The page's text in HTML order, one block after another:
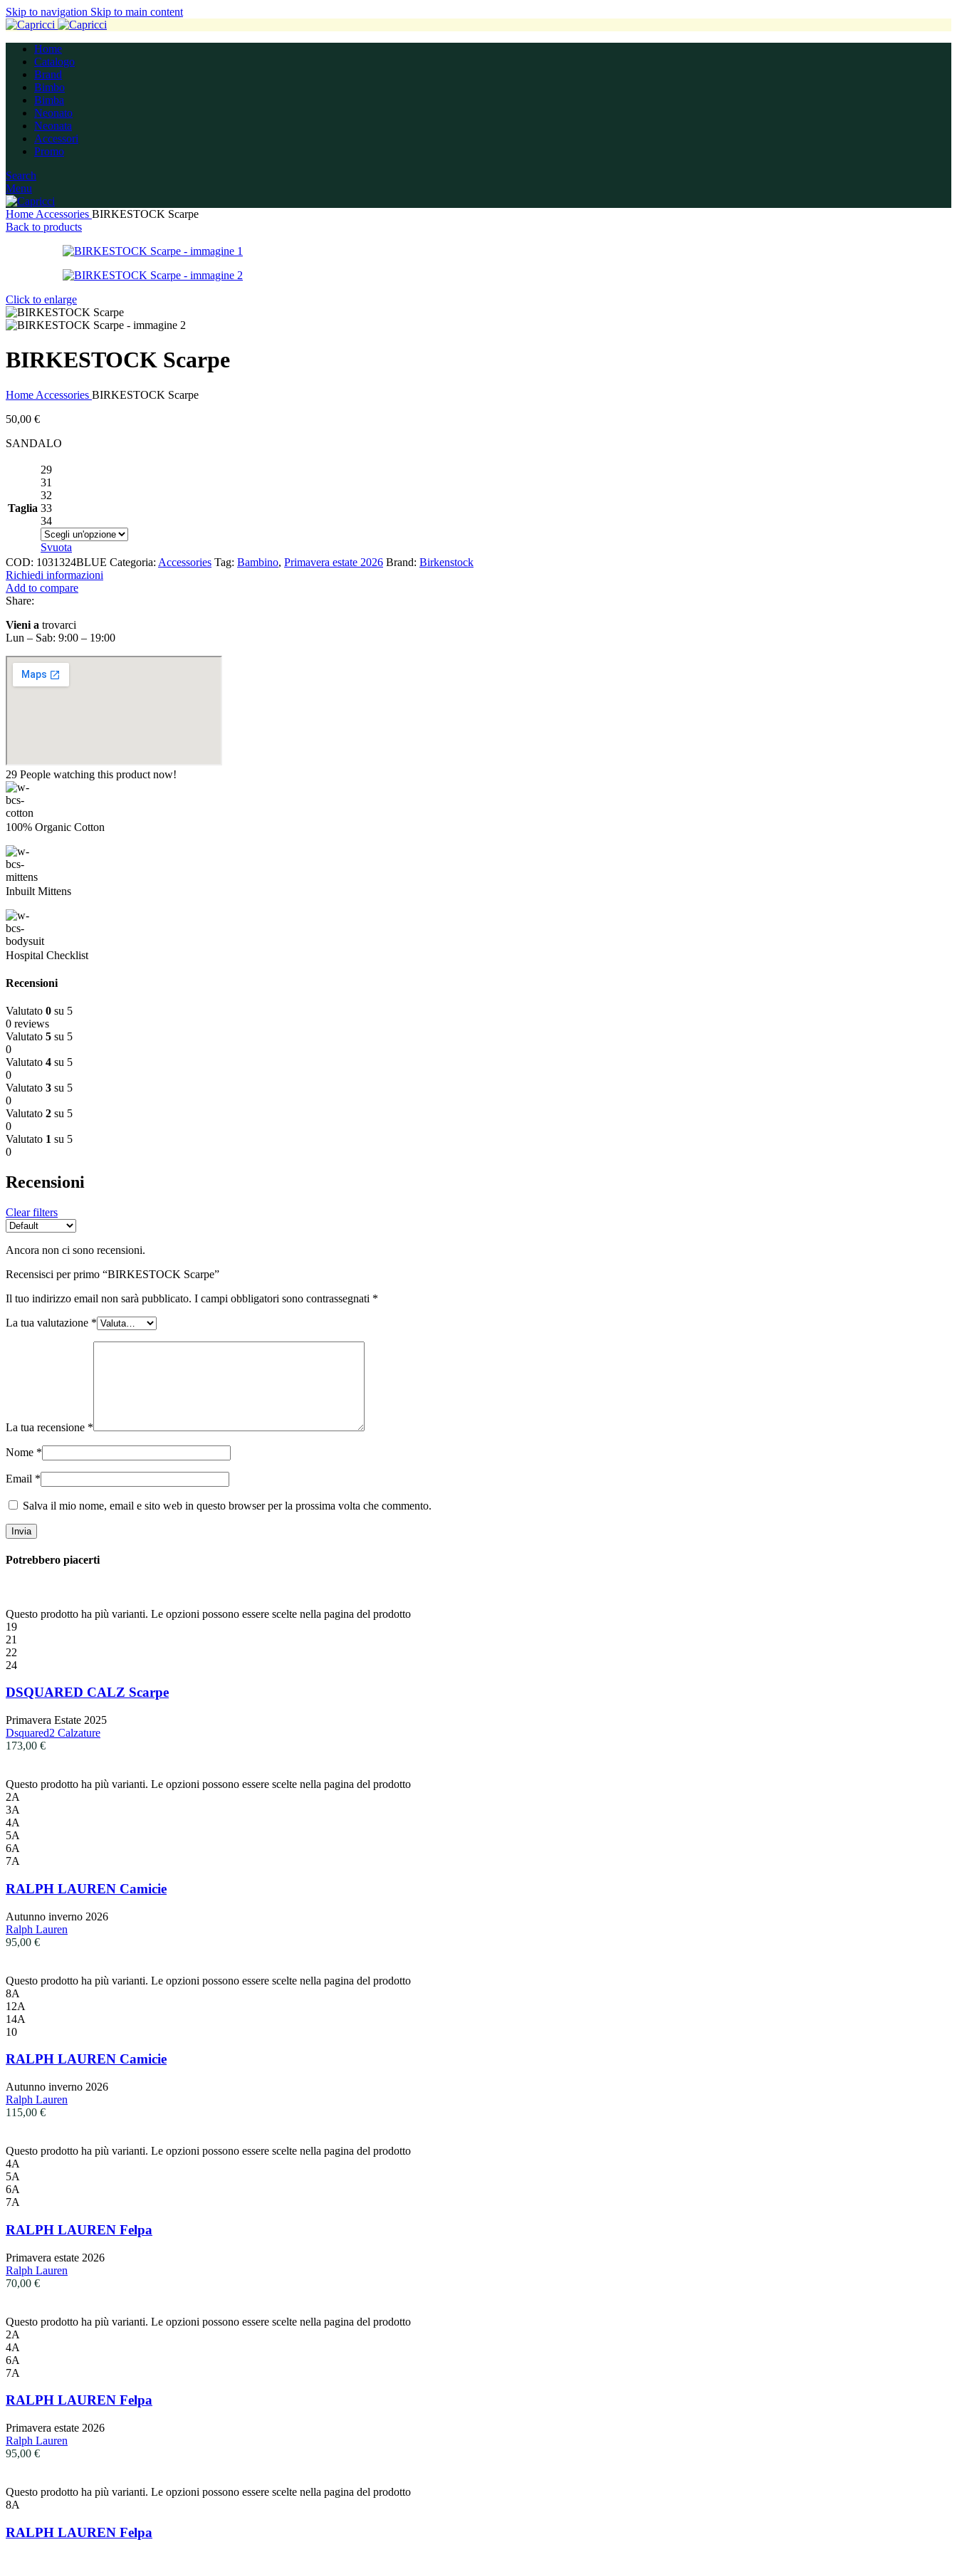
Skip to navigation Skip to main content
Home
Catalogo
Brand
Bimbo
Bimba
Neonato
Neonata
Accessori
Promo
Search
Menu
Home Accessories BIRKESTOCK Scarpe
Back to products
Click to enlarge
BIRKESTOCK Scarpe
Home Accessories BIRKESTOCK Scarpe
50,00 €
SANDALO
Taglia
29
31
32
33
34
Svuota
COD: 1031324BLUE Categoria: Accessories Tag: Bambino, Primavera estate 2026 Brand: Birkenstock
Richiedi informazioni
Add to compare
Share:
Vieni a trovarci
Lun – Sab: 9:00 – 19:00
29 People watching this product now!
100% Organic Cotton
Inbuilt Mittens
Hospital Checklist
Recensioni
Valutato 0 su 5
0 reviews
Valutato 5 su 5
0
Valutato 4 su 5
0
Valutato 3 su 5
0
Valutato 2 su 5
0
Valutato 1 su 5
0
Recensioni
Clear filters
Ancora non ci sono recensioni.
Recensisci per primo “BIRKESTOCK Scarpe”
Il tuo indirizzo email non sarà pubblicato. I campi obbligatori sono contrassegnati *
La tua valutazione *
La tua recensione *
Nome *
Email *
Salva il mio nome, email e sito web in questo browser per la prossima volta che commento.
Potrebbero piacerti
Questo prodotto ha più varianti. Le opzioni possono essere scelte nella pagina del prodotto
19
21
22
24
DSQUARED CALZ Scarpe
Primavera Estate 2025
Dsquared2 Calzature
173,00 €
Questo prodotto ha più varianti. Le opzioni possono essere scelte nella pagina del prodotto
2A
3A
4A
5A
6A
7A
RALPH LAUREN Camicie
Autunno inverno 2026
Ralph Lauren
95,00 €
Questo prodotto ha più varianti. Le opzioni possono essere scelte nella pagina del prodotto
8A
12A
14A
10
RALPH LAUREN Camicie
Autunno inverno 2026
Ralph Lauren
115,00 €
Questo prodotto ha più varianti. Le opzioni possono essere scelte nella pagina del prodotto
4A
5A
6A
7A
RALPH LAUREN Felpa
Primavera estate 2026
Ralph Lauren
70,00 €
Questo prodotto ha più varianti. Le opzioni possono essere scelte nella pagina del prodotto
2A
4A
6A
7A
RALPH LAUREN Felpa
Primavera estate 2026
Ralph Lauren
95,00 €
Questo prodotto ha più varianti. Le opzioni possono essere scelte nella pagina del prodotto
8A
RALPH LAUREN Felpa